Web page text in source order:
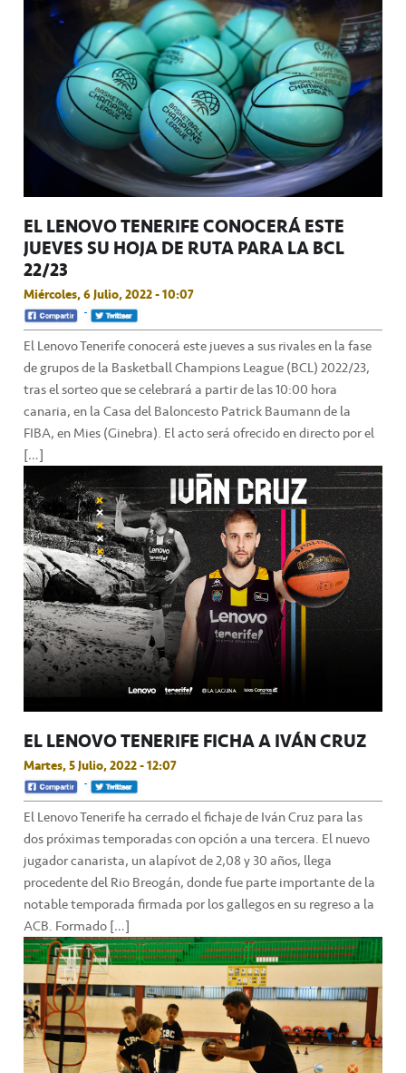
EL LENOVO TENERIFE CONOCERÁ ESTE
JUEVES SU HOJA DE RUTA PARA LA BCL
22/23
Miércoles, 6 Julio, 2022 - 10:07
El Lenovo Tenerife conocerá este jueves a sus rivales en la fase
de grupos de la Basketball Champions League (BCL) 2022/23,
tras el sorteo que se celebrará a partir de las 10:00 hora
canaria, en la Casa del Baloncesto Patrick Baumann de la
FIBA, en Mies (Ginebra). El acto será ofrecido en directo por el
[…]
EL LENOVO TENERIFE FICHA A IVÁN CRUZ
Martes, 5 Julio, 2022 - 12:07
El Lenovo Tenerife ha cerrado el fichaje de Iván Cruz para las
dos próximas temporadas con opción a una tercera. El nuevo
jugador canarista, un alapívot de 2,08 y 30 años, llega
procedente del Rio Breogán, donde fue parte importante de la
notable temporada firmada por los gallegos en su regreso a la
ACB. Formado […]